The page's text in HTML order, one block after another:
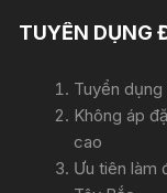
TUYỂN DỤNG
Tuyển
Không áp
cao
Ưu tiên làm